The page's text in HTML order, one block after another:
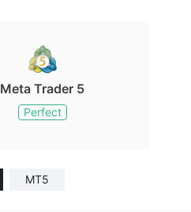
Meta Trader 5
Perfect
MT5